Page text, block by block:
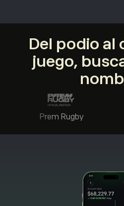
Del podio al
juego,
Prem Rugby